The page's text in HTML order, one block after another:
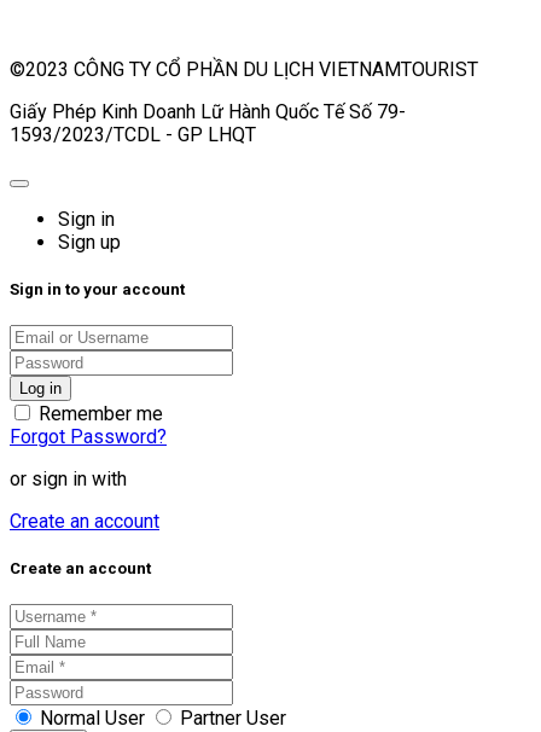
©2023 CÔNG TY CỔ PHẦN DU LỊCH VIETNAMTOURIST
Giấy Phép Kinh Doanh Lữ Hành Quốc Tế Số 79-
1593/2023/TCDL - GP LHQT
Sign in
Sign up
Sign in to your account
Remember me
Forgot Password?
or sign in with
Create an account
Create an account
Normal User Partner User